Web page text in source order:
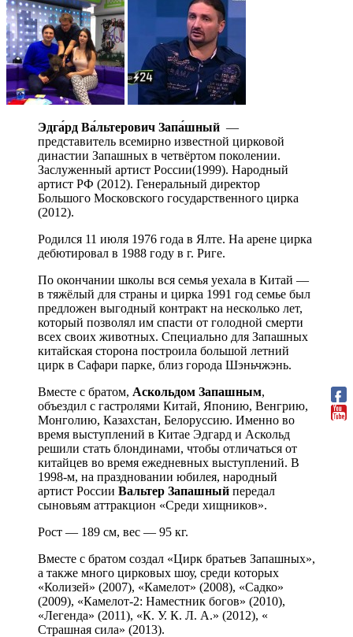
Эдга́рд Ва́льтерович Запа́шный —
представитель всемирно известной цирковой
династии Запашных в четвёртом поколении.
Заслуженный артист России(1999). Народный
артист РФ (2012). Генеральный директор
Большого Московского государственного цирка
(2012).
Родился 11 июля 1976 года в Ялте. На арене цирка
дебютировал в 1988 году в г. Риге.
По окончании школы вся семья уехала в Китай —
в тяжёлый для страны и цирка 1991 год семье был
предложен выгодный контракт на несколько лет,
который позволял им спасти от голодной смерти
всех своих животных. Специально для Запашных
китайская сторона построила большой летний
цирк в Сафари парке, близ города Шэньчжэнь.
Вместе с братом, Аскольдом Запашным,
объездил с гастролями Китай, Японию, Венгрию,
Монголию, Казахстан, Белоруссию. Именно во
время выступлений в Китае Эдгард и Аскольд
решили стать блондинами, чтобы отличаться от
китайцев во время ежедневных выступлений. В
1998-м, на праздновании юбилея, народный
артист России Вальтер Запашный передал
сыновьям аттракцион «Среди хищников».
Рост — 189 см, вес — 95 кг.
Вместе с братом создал «Цирк братьев Запашных»,
а также много цирковых шоу, среди которых
«Колизей» (2007), «Камелот» (2008), «Садко»
(2009), «Камелот-2: Наместник богов» (2010),
«Легенда» (2011), «К. У. К. Л. А.» (2012), «
Страшная сила» (2013).